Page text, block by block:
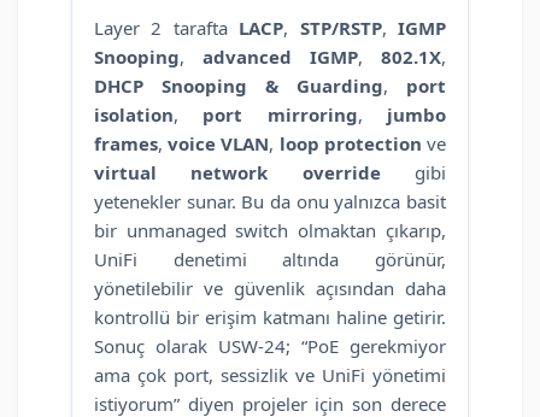
Layer 2 tarafta LACP, STP/RSTP,IGMP
Snooping, advanced IGMP, 802.1X,
DHCP Snooping & Guarding, port
isolation, port mirroring, jumbo
frames,voice VLAN, loop protection ve
virtual network overridegibi
yetenekler sunar. Bu da onu yalnızca basit
bir unmanaged switch olmaktan çıkarıp,
UniFi denetimi altında görünür,
yönetilebilir ve güvenlik açısından daha
kontrollü bir erişim katmanı haline getirir.
Sonuç olarak USW-24; “PoE gerekmiyor
ama çok port, sessizlik ve UniFi yönetimi
istiyorum” diyen projeler için son derece